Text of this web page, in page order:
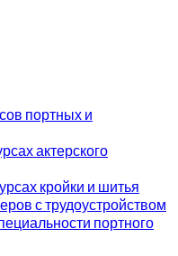
портных и
актерского
кройки и шитья
с трудоустройством
портного